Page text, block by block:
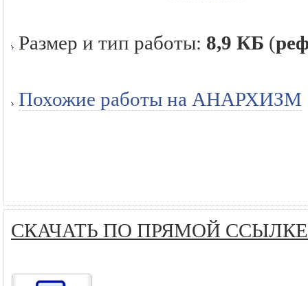
Размер и тип работы: 8,9 КБ (
Похожие работы на АНАРХИЗМ
СКАЧАТЬ ПО ПРЯМОЙ ССЫЛКЕ